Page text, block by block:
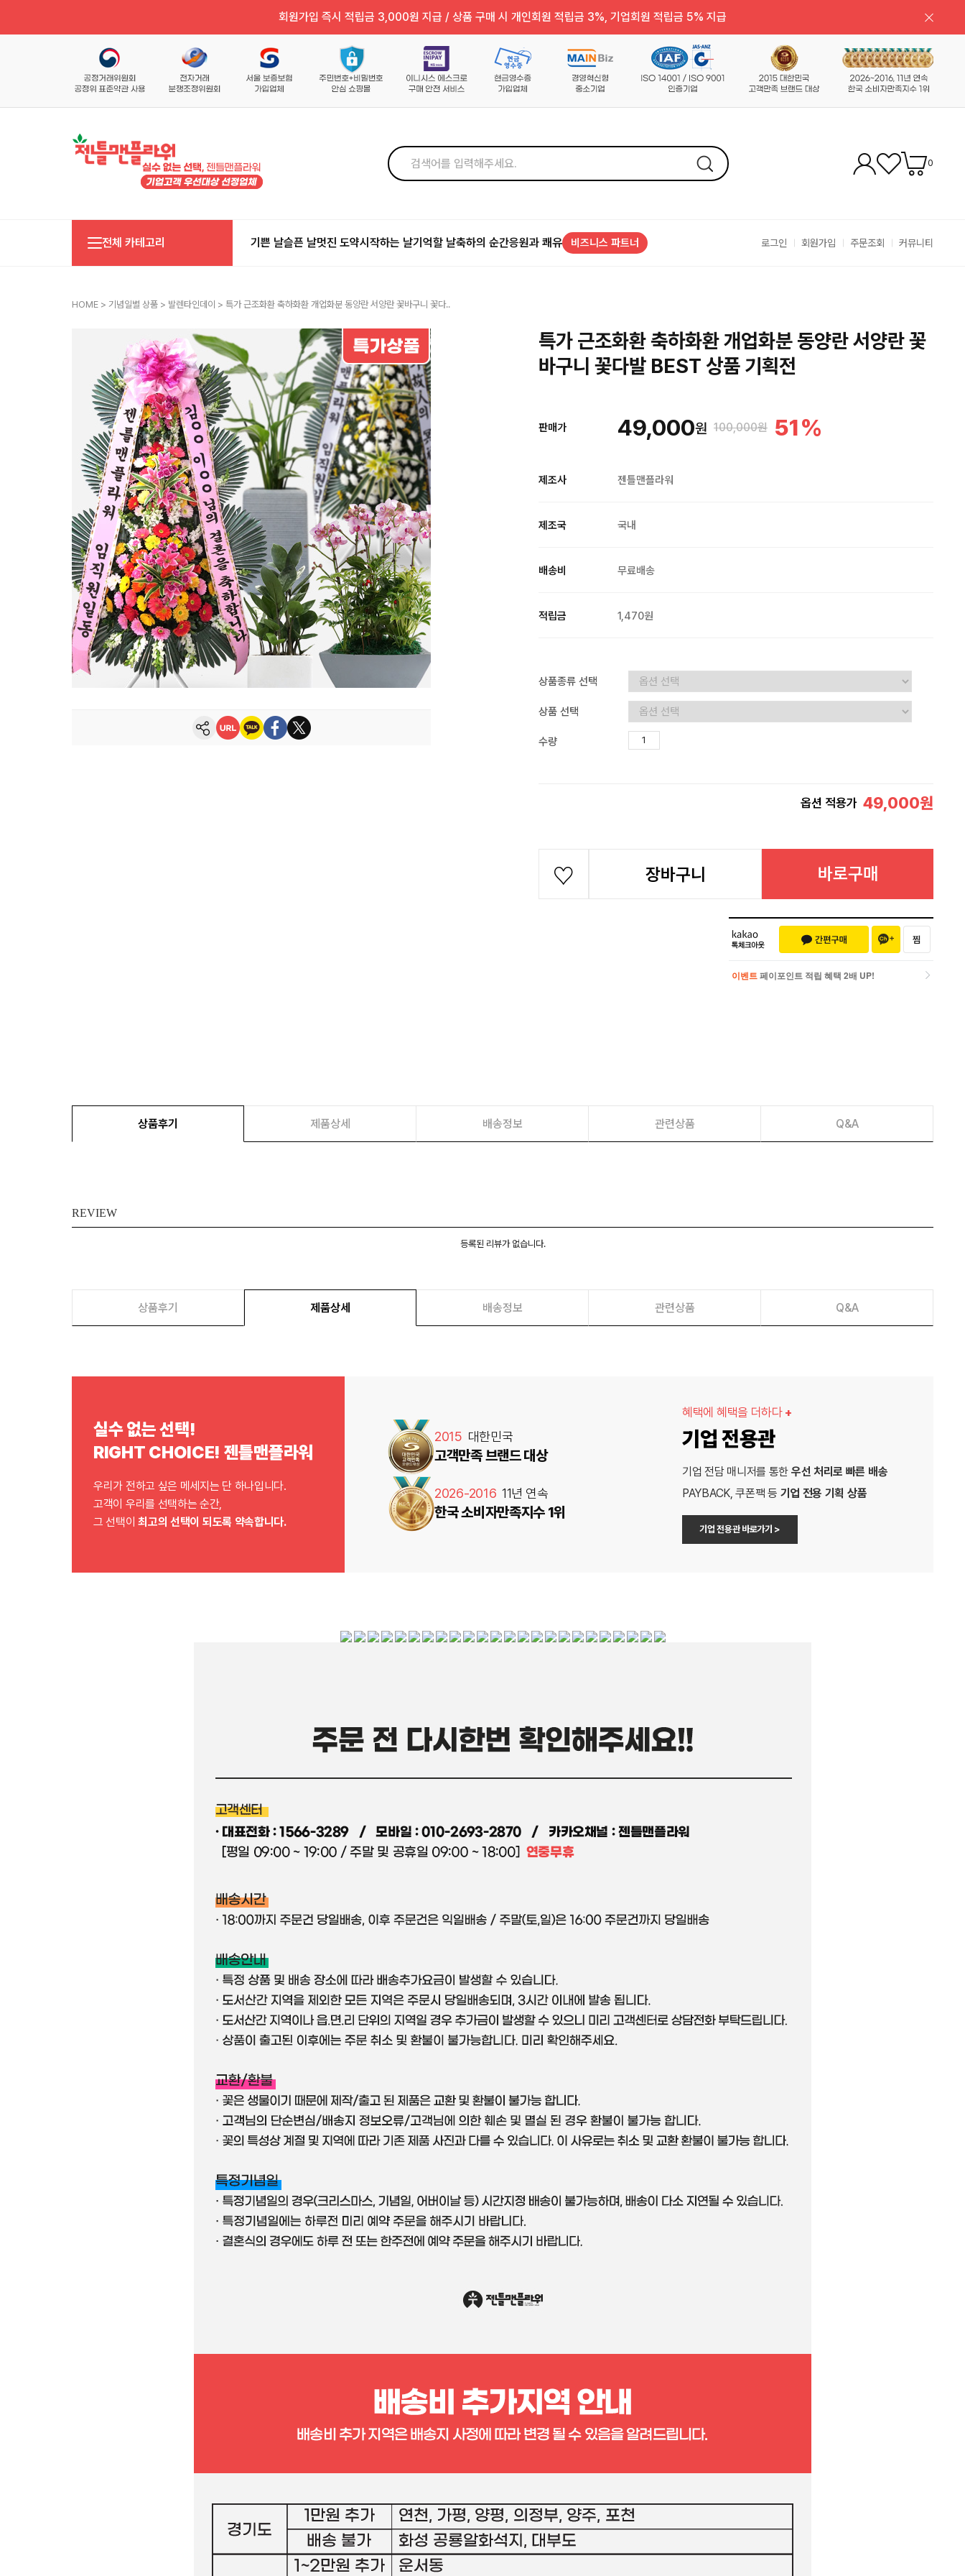
회원가입 즉시 적립금 3,000원 지급 / 상품 구매 시 개인회원 적립금 3%, 기업회원 적립금 5% 지급
0
전체 카테고리 기쁜 날슬픈 날멋진 도약시작하는 날기억할 날축하의 순간응원과 쾌유 비즈니스 파트너 로그인 회원가입 주문조회 커뮤니티
HOME > 기념일별 상품 > 발렌타인데이 > 특가 근조화환 축하화환 개업화분 동양란 서양란 꽃바구니 꽃다..
특가 근조화환 축하화환 개업화분 동양란 서양란 꽃
바구니 꽃다발 BEST 상품 기획전
판매가 49,000원 100,000원 51%
제조사 젠틀맨플라워
제조국 국내
배송비 무료배송
적립금 1,470원
상품종류 선택
상품 선택
수량
옵션 적용가 49,000원
장바구니 바로구매
이벤트 페이포인트 적립 혜택 2배 UP!
상품후기 제품상세 배송정보 관련상품 Q&A
REVIEW
등록된 리뷰가 없습니다.
상품후기 제품상세 배송정보 관련상품 Q&A
실수 없는 선택!
RIGHT CHOICE! 젠틀맨플라워
우리가 전하고 싶은 메세지는 단 하나입니다.
고객이 우리를 선택하는 순간,
그 선택이최고의 선택이 되도록 약속합니다.
2015 대한민국
고객만족 브랜드 대상
2026-2016 11년 연속
한국 소비자만족지수 1위
혜택에 혜택을 더하다 +
기업 전용관
기업 전담 매니저를 통한 우선 처리로 빠른 배송
PAYBACK, 쿠폰팩 등 기업 전용 기획 상품
기업 전용관 바로가기 >